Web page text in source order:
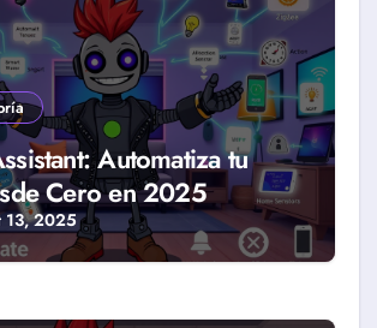
Automatiza tu
Cero en 2025
13, 2025